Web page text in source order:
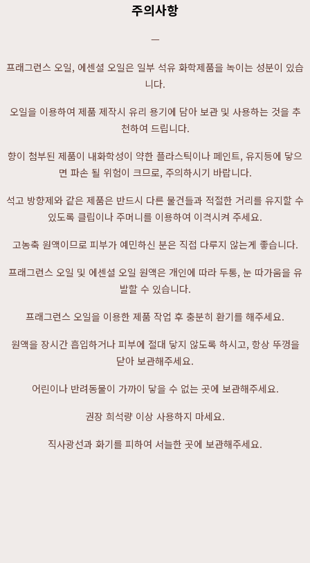
주의사항
ㅡ
프래그런스 오일, 에센셜 오일은 일부 석유 화학제품을 녹이는 성분이 있습
니다.
오일을 이용하여 제품 제작시 유리 용기에 담아 보관 및 사용하는 것을 추
천하여 드립니다.
향이 첨부된 제품이 내화학성이 약한 플라스틱이나 페인트, 유지등에 닿으
면 파손 될 위험이 크므로, 주의하시기 바랍니다.
석고 방향제와 같은 제품은 반드시 다른 물건들과 적절한 거리를 유지할 수
있도록 클립이나 주머니를 이용하여 이격시켜 주세요.
고농축 원액이므로 피부가 예민하신 분은 직접 다루지 않는게 좋습니다.
프래그런스 오일 및 에센셜 오일 원액은 개인에 따라 두통, 눈 따가움을 유
발할 수 있습니다.
프래그런스 오일을 이용한 제품 작업 후 충분히 환기를 해주세요.
원액을 장시간 흡입하거나 피부에 절대 닿지 않도록 하시고, 항상 뚜껑을
닫아 보관해주세요.
어린이나 반려동물이 가까이 닿을 수 없는 곳에 보관해주세요.
권장 희석량 이상 사용하지 마세요.
직사광선과 화기를 피하여 서늘한 곳에 보관해주세요.